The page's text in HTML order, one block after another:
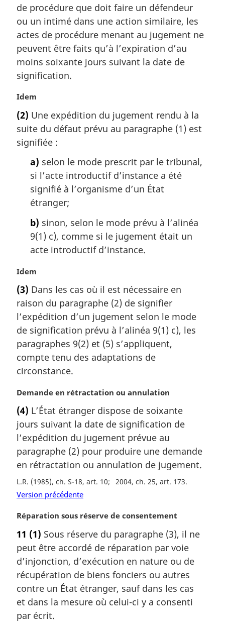
a
e
:
de procédure que doit faire un défendeur
ou un intimé dans une action similaire, les
actes de procédure menant au jugement ne
peuvent être faits qu’à l’expiration d’au
moins soixante jours suivant la date de
signification.
N
t
e
m
Idem
(2) Une expédition du jugement rendu à la
suite du défaut prévu au paragraphe (1) est
signifiée :
a) selon le mode prescrit par le tribunal,
si l’acte introductif d’instance a été
signifié à l’organisme d’un État
étranger;
b) sinon, selon le mode prévu à l’alinéa
9(1) c), comme si le jugement était un
acte introductif d’instance.
N
t
e
m
a
g
i
n
l
:
Idem
(3) Dans les cas où il est nécessaire en
raison du paragraphe (2) de signifier
l’expédition d’un jugement selon le mode
de signification prévu à l’alinéa 9(1) c), les
paragraphes 9(2) et (5) s’appliquent,
compte tenu des adaptations de
circonstance.
N
t
e
m
a
r
g
i
n
l
:
Demande en rétractation ou annulation
(4) L’État étranger dispose de soixante
jours suivant la date de signification de
l’expédition du jugement prévue au
paragraphe (2) pour produire une demande
en rétractation ou annulation de jugement.
L.R. (1985), ch. S-18, art. 10 2004, ch. 25, art. 173
Version précédente
N
t
e
m
r
g
i
n
Réparation sous réserve de consentement
11 (1) Sous réserve du paragraphe (3), il ne
peut être accordé de réparation par voie
d’injonction, d’exécution en nature ou de
récupération de biens fonciers ou autres
contre un État étranger, sauf dans les cas
et dans la mesure où celui-ci y a consenti
par écrit.